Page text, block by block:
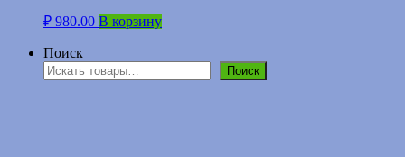
₽ 980.00 В корзину
Поиск
Поиск